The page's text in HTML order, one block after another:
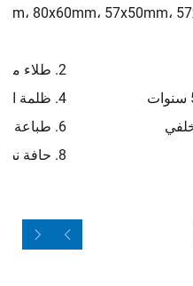
2. طلاء متساوٍ
4. ظلمة الصورة 1.3
6. طباعة أولية بواسطة الشركة المصنعة الأصلية (OEM)
8. حافة نظيفة